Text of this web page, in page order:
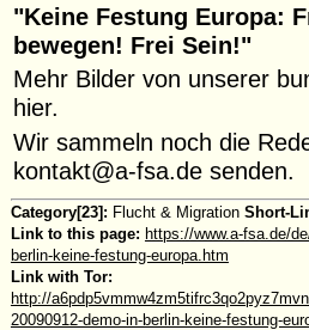
"Keine Festung Europa:
bewegen! Frei Sein!"
Mehr Bilder von unserer
hier.
Wir sammeln noch die
kontakt@a-fsa.de senden.
Category[23]: Flucht & Migration Short-
Link to this page: https://www.a-fsa.de/
berlin-keine-festung-europa.htm
Link with Tor:
http://
20090912-demo-in-berlin-keine-festung-